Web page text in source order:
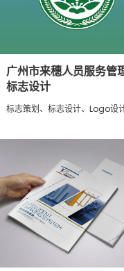
广州市来穗人员服务管
标志设计
标志策划、标志设计、Logo设